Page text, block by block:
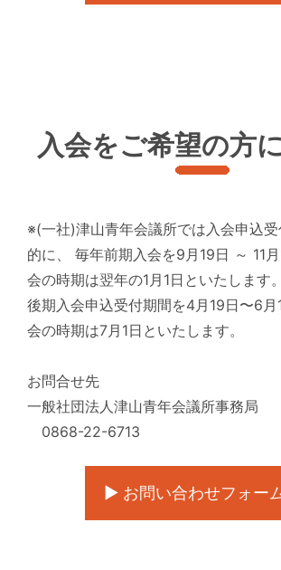
入会をご希望の方
※(一社)津山青年会議所では入会申込
的に、 毎年前期入会を9月19日 ～ 11
会の時期は翌年の1月1日といたします。
後期入会申込受付期間を4月19日〜6月
会の時期は7月1日といたします。
お問合せ先
一般社団法人津山青年会議所事務局
0868-22-6713
▶ お問い合わせフォー